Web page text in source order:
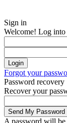
Sign in
Welcome! Log
Forgot your
Password recovery
Recover your
A password will